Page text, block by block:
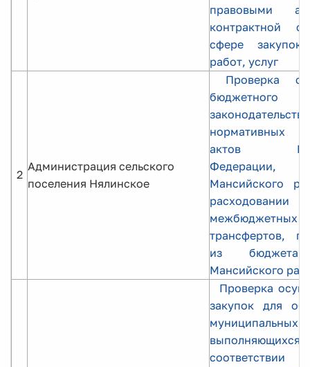
правовыми
контрактной
сфере закупок
работ, услуг
2
Администрация сельского
поселения Нялинское
Проверка
бюджетного
нормативных
актов
Федерации,
Мансийского
расходовании
межбюджетных
трансфертов,
из бюджета
Мансийского
Проверка
закупок для